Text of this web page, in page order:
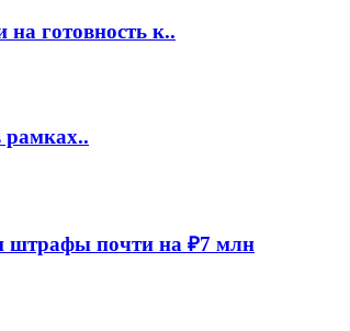
готовность к..
рамках..
штрафы почти на ₽7 млн